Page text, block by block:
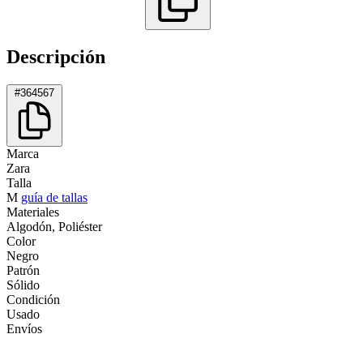
Descripción
#364567
Marca
Zara
Talla
M guía de tallas
Materiales
Algodón, Poliéster
Color
Negro
Patrón
Sólido
Condición
Usado
Envíos